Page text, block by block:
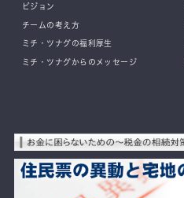
ビジョン
チームの考え方
ミチ・ツナグの福利厚生
ミチ・ツナグからのメッセージ